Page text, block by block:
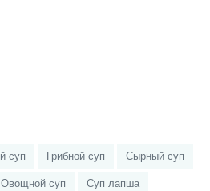
суп Грибной суп Сырный суп
Овощной суп Суп лапша